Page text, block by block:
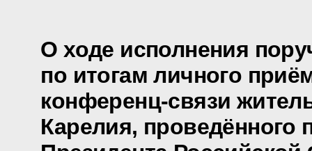
О ходе исполнения
по итогам личного
конференц-связи
Карелия, проведённого